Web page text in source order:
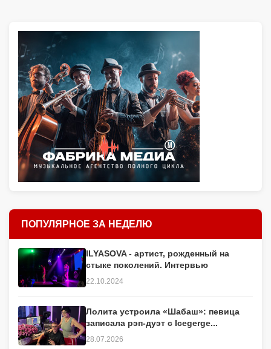
ПОПУЛЯРНОЕ ЗА НЕДЕЛЮ
ILYASOVA - артист, рожденный на
стыке поколений. Интервью
22.10.2024
Лолита устроила «Шабаш»: певица
записала рэп-дуэт с Icegerge...
28.07.2026